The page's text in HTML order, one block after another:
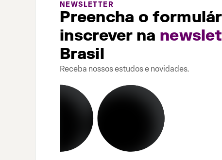
NEWSLETTER
Preencha o
inscrever na
Brasil
Receba nossos estudos e novidades.